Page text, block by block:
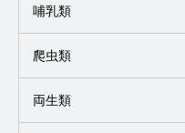
哺乳類
爬虫類
両生類